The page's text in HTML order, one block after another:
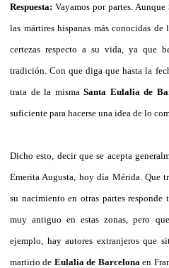
Respuesta: Vayamos por partes. Aunque
las mártires hispanas más conocidas
certezas respecto a su vida, ya que
tradición. Con que diga que hasta la
trata de la misma Santa Eulalia de
suficiente para hacerse una idea de lo
Dicho esto, decir que se acepta
Emerita Augusta, hoy día Mérida. Que
su nacimiento en otras partes
muy antiguo en estas zonas, pero
ejemplo, hay autores extranjeros que
martirio de Eulalia de Barcelona en